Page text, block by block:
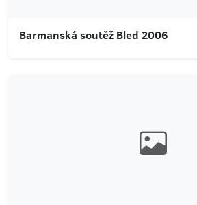
Barmanská soutěž Bled 2006